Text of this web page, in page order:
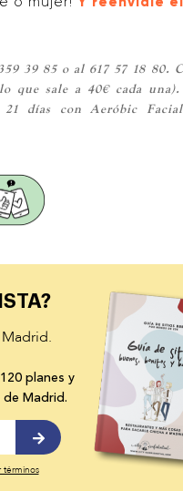
39 85 o al 617 57 18 80.
que sale a 40€ cada
días con Aeróbic
planes y
Madrid.
términos